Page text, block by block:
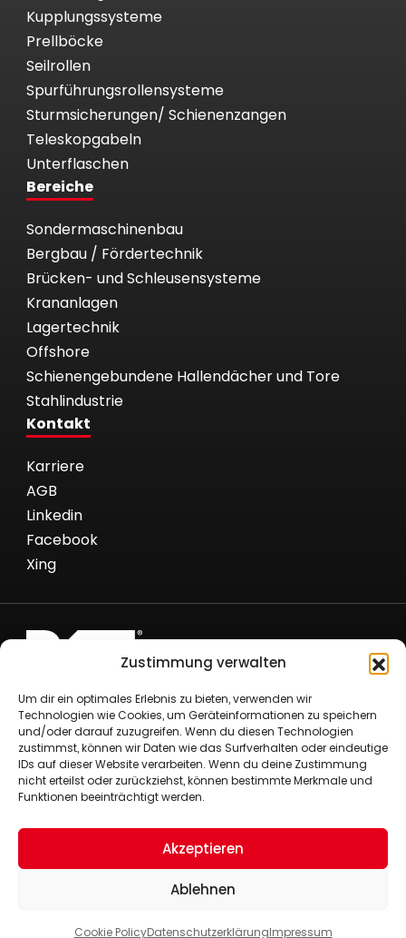
Zustimmung verwalten
Um dir ein optimales Erlebnis zu bieten, verwenden wir
Technologien wie Cookies, um Geräteinformationen zu speichern
und/oder darauf zuzugreifen. Wenn du diesen Technologien
zustimmst, können wir Daten wie das Surfverhalten oder eindeutige
IDs auf dieser Website verarbeiten. Wenn du deine Zustimmung
nicht erteilst oder zurückziehst, können bestimmte Merkmale und
Funktionen beeinträchtigt werden.
Akzeptieren
Ablehnen
Cookie PolicyDatenschutzerklärungImpressum
Kupplungssysteme
Prellböcke
Seilrollen
Spurführungsrollensysteme
Sturmsicherungen/ Schienenzangen
Teleskopgabeln
Unterflaschen
Bereiche
Sondermaschinenbau
Bergbau / Fördertechnik
Brücken- und Schleusensysteme
Krananlagen
Lagertechnik
Offshore
Schienengebundene Hallendächer und Tore
Stahlindustrie
Kontakt
Karriere
AGB
Linkedin
Facebook
Xing
Römer Fördertechnik GmbH
Nielandstr. 53
58300 Wetter/Ruhr
+49 (0)2335 80290
+49 (0)2335 8029-29
info@roemer-foerdertechnik.de
Impressum
Datenschutzerklärung
Cookie Policy (EU)